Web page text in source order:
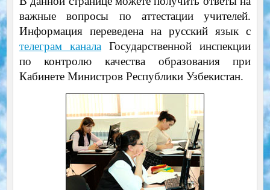
важные вопросы по аттестации учителей.
Информация переведена на русский язык с
телеграм каналаГосударственной инспекции
по контролю качества образования при
Кабинете Министров Республики Узбекистан.